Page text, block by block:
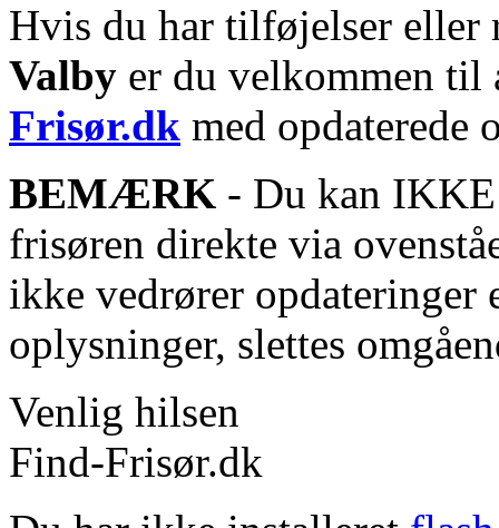
Hvis du har tilføjelser eller
Valby er du velkommen
Frisør.dk med opdaterede
BEMÆRK - Du kan IKKE
frisøren direkte via
ikke vedrører opdateringer
oplysninger, slettes
Venlig hilsen
Find-Frisør.dk